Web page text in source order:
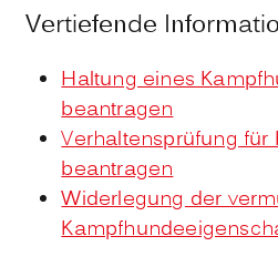
Vertiefende
Haltung eines
beantragen
Verhaltensprüfung für
beantragen
Widerlegung der